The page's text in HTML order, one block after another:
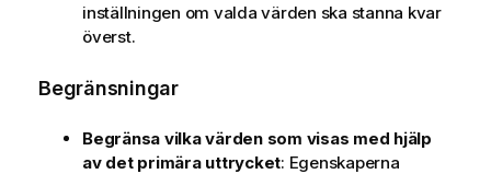
inställningen om valda värden ska stanna kvar
överst.
Begränsningar
Begränsa vilka värden som visas med hjälp
av det primära uttrycket: Egenskaperna